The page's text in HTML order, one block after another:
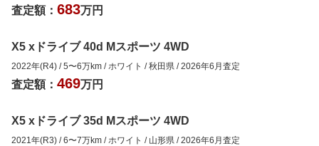
査定額： 683万円
X5 xドライブ 40d Mスポーツ 4WD
2022年(R4) /5〜6万km / ホワイト /秋田県 /2026年6月査定
査定額： 469万円
X5 xドライブ 35d Mスポーツ 4WD
2021年(R3) /6〜7万km / ホワイト / 山形県 /2026年6月査定